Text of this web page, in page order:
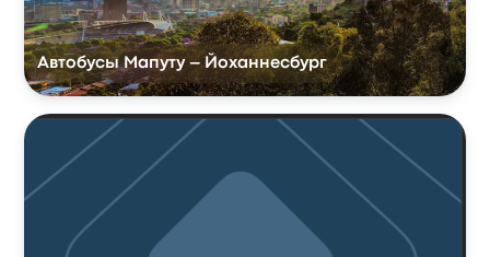
Автобусы Мапуту – Йоханнесбург